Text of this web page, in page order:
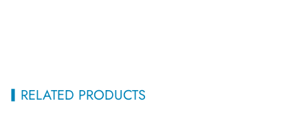
RELATED PRODUCTS